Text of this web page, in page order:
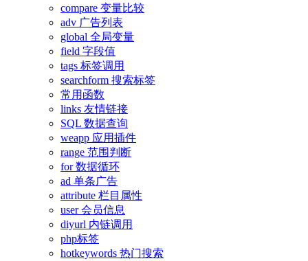
compare 变量比较
adv 广告列表
global 全局变量
field 字段值
tags 标签调用
searchform 搜索标签
常用函数
links 友情链接
SQL 数据查询
weapp 应用插件
range 范围判断
for 数据循环
ad 单条广告
attribute 栏目属性
user 会员信息
diyurl 内链调用
php标签
hotkeywords 热门搜索